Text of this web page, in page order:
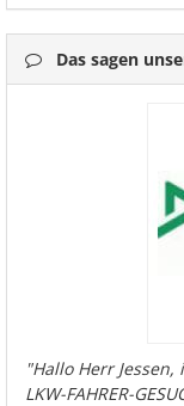
Das sagen
"Hallo Herr
LKW-FAHRER-